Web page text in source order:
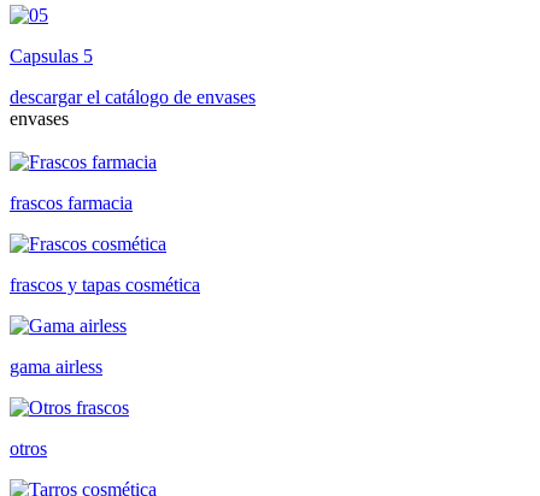
Capsulas 5
descargar el catálogo de envases
envases
frascos farmacia
frascos y tapas cosmética
gama airless
otros